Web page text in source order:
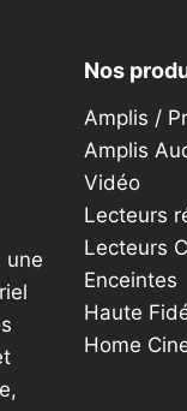
une
Nos
Amplis /
Amplis
Vidéo
Lecteurs
Lecteurs
Enceintes
Haute
Home